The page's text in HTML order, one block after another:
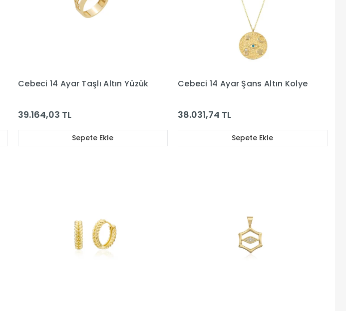
Cebeci 14 Ayar Taşlı Altın Yüzük
39.164,03 TL
Sepete Ekle
Cebeci 14 Ayar Şans Altın Kolye
38.031,74 TL
Sepete Ekle